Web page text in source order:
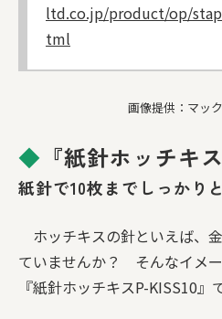
ltd.co.jp/product/op/
tml
画像提供：マッ
◆ 『紙針ホッチキ
紙針で10枚までしっかり
ホッチキスの針といえば、
ていませんか？ そんなイメー
『紙針ホッチキスP-KISS10』